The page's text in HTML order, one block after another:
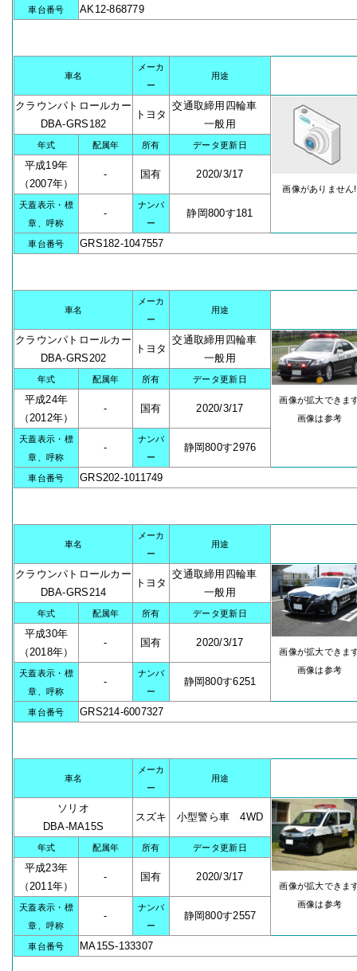
車台番号 AK12-868779
車名
メーカ
ー
用途
クラウンパトロールカー
DBA-GRS182
トヨタ
交通取締用四輪車
一般用
画像がありません!
年式 配属年 所有 データ更新日
平成19年
（2007年）
- 国有 2020/3/17
天蓋表示・標
章、呼称
-
ナンバ
ー
静岡800す181
車台番号 GRS182-1047557
車名
メーカ
ー
用途
クラウンパトロールカー
DBA-GRS202
トヨタ
交通取締用四輪車
一般用
画像が拡大できま
画像は参考
年式 配属年 所有 データ更新日
平成24年
（2012年）
- 国有 2020/3/17
天蓋表示・標
章、呼称
-
ナンバ
ー
静岡800す2976
車台番号 GRS202-1011749
車名
メーカ
ー
用途
クラウンパトロールカー
DBA-GRS214
トヨタ
交通取締用四輪車
一般用
画像が拡大できま
画像は参考
年式 配属年 所有 データ更新日
平成30年
（2018年）
- 国有 2020/3/17
天蓋表示・標
章、呼称
-
ナンバ
ー
静岡800す6251
車台番号 GRS214-6007327
車名
メーカ
ー
用途
ソリオ
DBA-MA15S
スズキ 小型警ら車 4WD
画像が拡大できま
画像は参考
年式 配属年 所有 データ更新日
平成23年
（2011年）
- 国有 2020/3/17
天蓋表示・標
章、呼称
-
ナンバ
ー
静岡800す2557
車台番号 MA15S-133307